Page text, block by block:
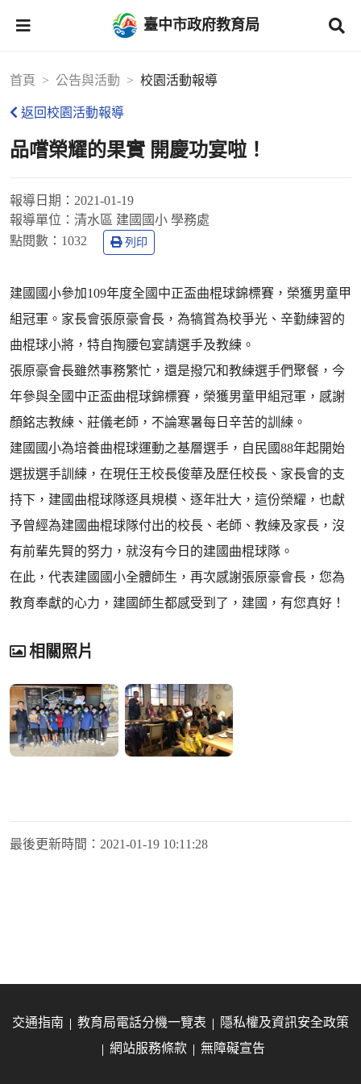
臺中市政府教育局
首頁 公告與活動 校園活動報導
返回校園活動報導
品嚐榮耀的果實 開慶功宴啦！
報導日期： 2021-01-19
報導單位： 清水區 建國國小 學務處
點閱數： 1032 列印
建國國小參加109年度全國中正盃曲棍球錦標賽，榮獲男童甲
組冠軍。家長會張原豪會長，為犒賞為校爭光、辛勤練習的
曲棍球小將，特自掏腰包宴請選手及教練。
張原豪會長雖然事務繁忙，還是撥冗和教練選手們聚餐，今
年參與全國中正盃曲棍球錦標賽，榮獲男童甲組冠軍，感謝
顏銘志教練、莊儀老師，不論寒暑每日辛苦的訓練。
建國國小為培養曲棍球運動之基層選手，自民國88年起開始
選拔選手訓練，在現任王校長俊華及歷任校長、家長會的支
持下，建國曲棍球隊逐具規模、逐年壯大，這份榮耀，也獻
予曾經為建國曲棍球隊付出的校長、老師、教練及家長，沒
有前輩先賢的努力，就沒有今日的建國曲棍球隊。
在此，代表建國國小全體師生，再次感謝張原豪會長，您為
教育奉獻的心力，建國師生都感受到了，建國，有您真好！
相關照片
最後更新時間： 2021-01-19 10:11:28
交通指南 教育局電話分機一覽表
隱私權及資訊安全政策
網站服務條款
無障礙宣告